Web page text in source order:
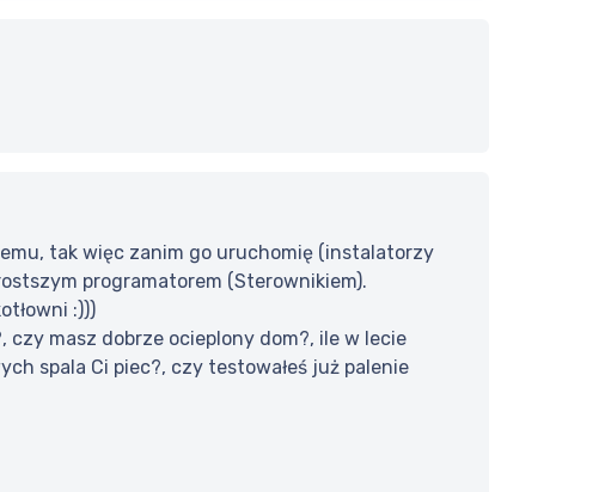
tak więc zanim go uruchomię (instalatorzy
programatorem (Sterownikiem).
:)))
czy masz dobrze ocieplony dom?, ile w lecie
spala Ci piec?, czy testowałeś już palenie